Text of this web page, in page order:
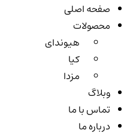
صفحه اصلی
محصولات
هیوندای
کیا
مزدا
وبلاگ
تماس با ما
درباره ما